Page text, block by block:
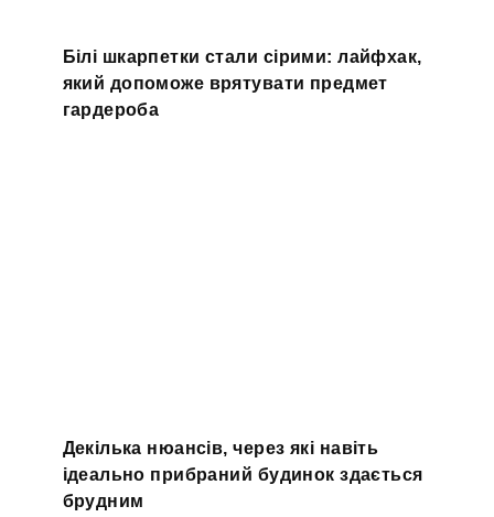
Білі шкарпетки стали сірими: лайфхак,
який допоможе врятувати предмет
гардероба
Декілька нюансів, через які навіть
ідеально прибраний будинок здається
брудним